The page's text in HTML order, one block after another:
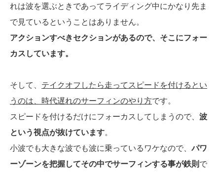
れは波を選ぶときであってライディング中にかなり先ま
で見ているということはありません。
アクションすべきセクションがあるので、そこにフォー
カスしています。
そして、 テイクオフしたら走ってスピードを付けるとい
うのは、時代遅れのサーフィンのやり方です。
スピードを付けるだけにフォーカスしてしまうので、 波
という視点が抜けています。
小波でも大きな波でも波に乗っているワケなので、パワ
ーゾーンを把握してその中でサーフィンする事が鉄則 で